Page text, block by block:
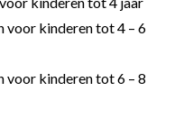
voor kinderen tot 4 – 6
voor kinderen tot 6 – 8